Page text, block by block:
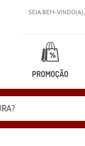
SEJA BEM-VINDO(A),
PROMOÇÃO